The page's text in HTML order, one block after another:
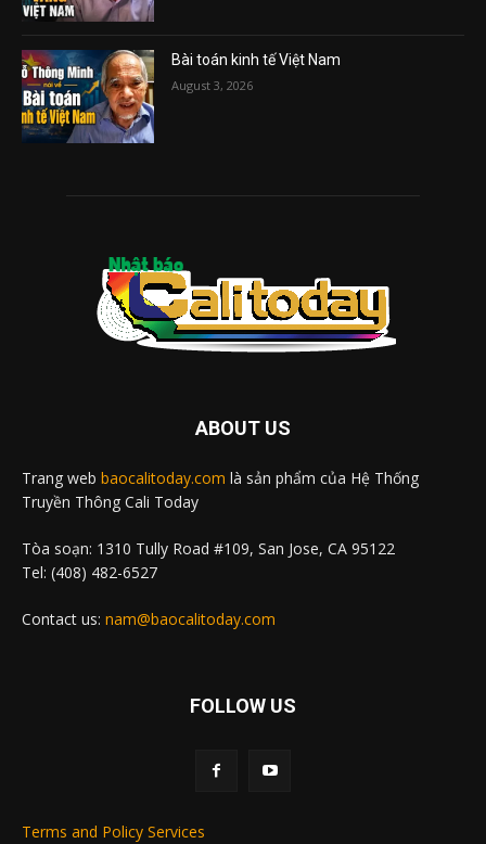
Bài toán kinh tế Việt Nam
August 3, 2026
ABOUT US
Trang web baocalitoday.com là sản phẩm của Hệ Thống
Truyền Thông Cali Today
Tòa soạn: 1310 Tully Road #109, San Jose, CA 95122
Tel: (408) 482-6527
Contact us: nam@baocalitoday.com
FOLLOW US
Terms and Policy Services